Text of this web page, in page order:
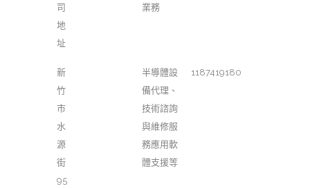
司
地
址
業務
新
竹
市
水
源
街
95
半導體設
備代理、
技術諮詢
與維修服
務應用軟
體支援等
1187419180